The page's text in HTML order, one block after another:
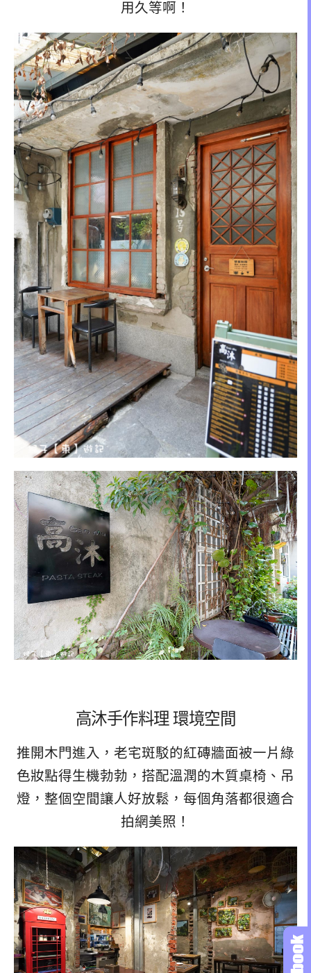
用久等啊！
高沐手作料理 環境空間
推開木門進入，老宅斑駁的紅磚牆面被一片綠
色妝點得生機勃勃，搭配溫潤的木質桌椅、吊
燈，整個空間讓人好放鬆，每個角落都很適合
拍網美照！